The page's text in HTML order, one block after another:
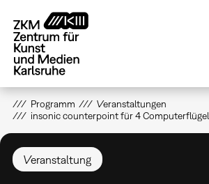
zum
Inhalt
Programm
Veranstaltungen
insonic counterpoint für 4 Computerflügel
Veranstaltung